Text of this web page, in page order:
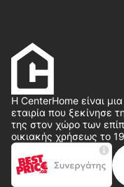
Η CenterHome είναι
εταιρία που ξεκίνησε
της στον χώρο των
οικιακής χρήσεως το